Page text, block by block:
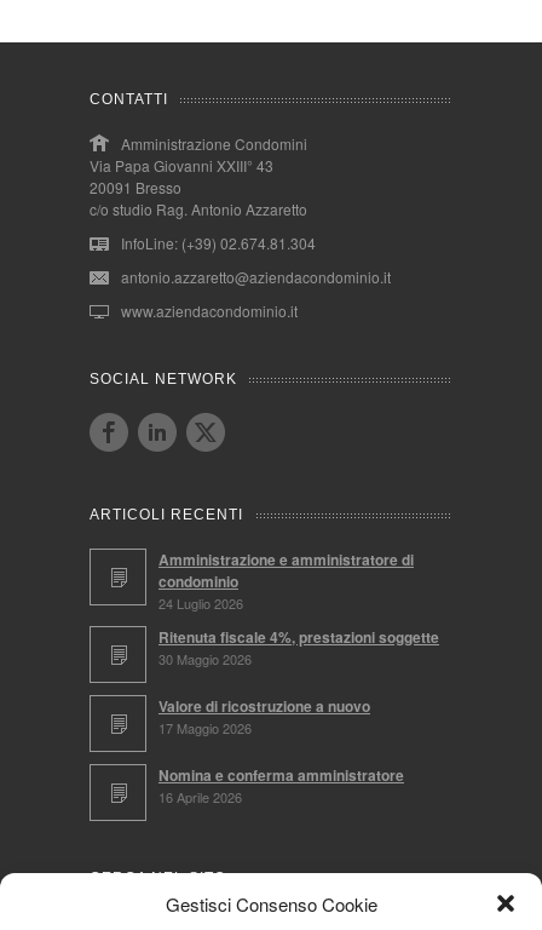
Gestisci Consenso Cookie
CONTATTI
Amministrazione Condomini
Via Papa Giovanni XXIII° 43
20091 Bresso
c/o studio Rag. Antonio Azzaretto
InfoLine: (+39) 02.674.81.304
antonio.azzaretto@aziendacondominio.it
www.aziendacondominio.it
SOCIAL NETWORK
ARTICOLI RECENTI
Amministrazione e amministratore di
condominio
24 Luglio 2026
Ritenuta fiscale 4%, prestazioni soggette
30 Maggio 2026
Valore di ricostruzione a nuovo
17 Maggio 2026
Nomina e conferma amministratore
16 Aprile 2026
CERCA NEL SITO